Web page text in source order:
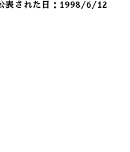
表された日：1998/6/12